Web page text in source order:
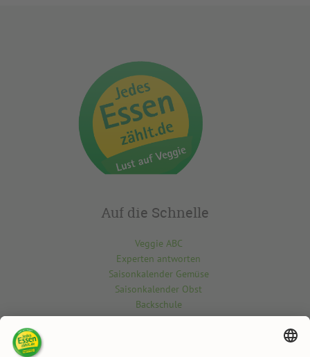
Auf die Schnelle
Veggie ABC
Experten antworten
Saisonkalender Gemüse
Saisonkalender Obst
Backschule